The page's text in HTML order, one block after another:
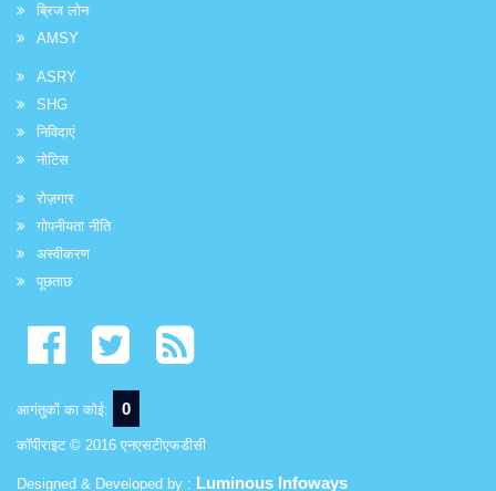
ब्रिज लोन
AMSY
ASRY
SHG
निविदाएं
नोटिस
रोज़गार
गोपनीयता नीति
अस्वीकरण
पूछताछ
आगंतुकों का कोई: 0
कॉपीराइट © 2016 एनएसटीएफडीसी
Designed & Developed by : Luminous Infoways